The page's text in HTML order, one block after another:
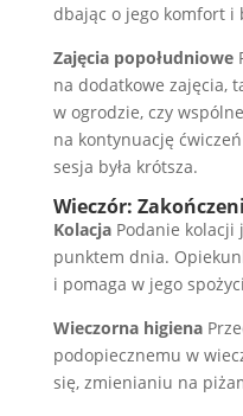
dbając o jego komfort i
Zajęcia popołudniowe
na dodatkowe zajęcia,
w ogrodzie, czy
na kontynuację
sesja była krótsza.
Wieczór:
KolacjaPodanie kolacji
punktem dnia.
i pomaga w jego
Wieczorna higiena
podopiecznemu w
się, zmienianiu na